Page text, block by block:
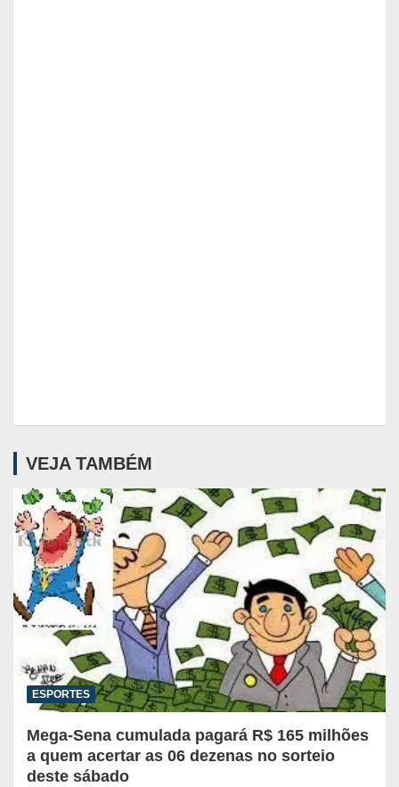
VEJA TAMBÉM
ESPORTES
Mega-Sena cumulada pagará R$ 165 milhões
a quem acertar as 06 dezenas no sorteio
deste sábado